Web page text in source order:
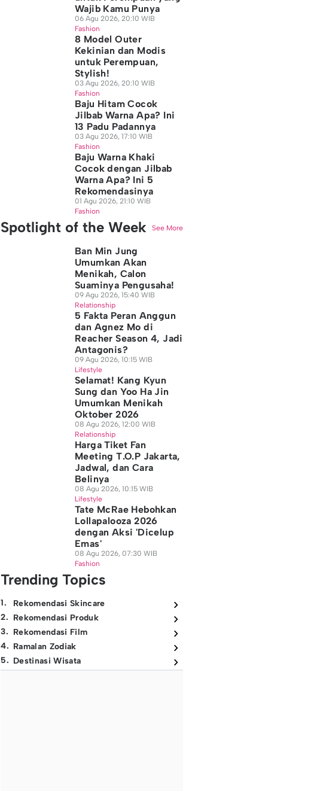
Wajib Kamu Punya
06 Agu 2026, 20:10 WIB
Fashion
8 Model Outer
Kekinian dan Modis
untuk Perempuan,
Stylish!
03 Agu 2026, 20:10 WIB
Fashion
Baju Hitam Cocok
Jilbab Warna Apa? Ini
13 Padu Padannya
03 Agu 2026, 17:10 WIB
Fashion
Baju Warna Khaki
Cocok dengan Jilbab
Warna Apa? Ini 5
Rekomendasinya
01 Agu 2026, 21:10 WIB
Fashion
Spotlight of the Week See More
Ban Min Jung
Umumkan Akan
Menikah, Calon
Suaminya Pengusaha!
09 Agu 2026, 15:40 WIB
Relationship
5 Fakta Peran Anggun
dan Agnez Mo di
Reacher Season 4, Jadi
Antagonis?
09 Agu 2026, 10:15 WIB
Lifestyle
Selamat! Kang Kyun
Sung dan Yoo Ha Jin
Umumkan Menikah
Oktober 2026
08 Agu 2026, 12:00 WIB
Relationship
Harga Tiket Fan
Meeting T.O.P Jakarta,
Jadwal, dan Cara
Belinya
08 Agu 2026, 10:15 WIB
Lifestyle
Tate McRae Hebohkan
Lollapalooza 2026
dengan Aksi 'Dicelup
Emas'
08 Agu 2026, 07:30 WIB
Fashion
Trending Topics
1.
Rekomendasi Skincare
2. Rekomendasi Produk
3. Rekomendasi Film
4. Ramalan Zodiak
5. Destinasi Wisata